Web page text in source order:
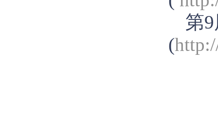
第
(